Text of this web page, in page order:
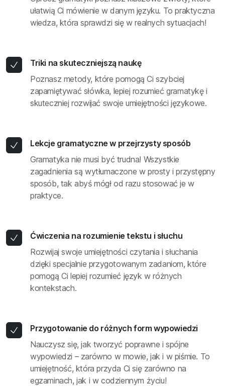
ułatwią Ci mówienie w danym języku. To praktyczna
wiedza, która sprawdzi się w realnych sytuacjach!
Triki na skuteczniejszą naukę
Poznasz metody, które pomogą Ci szybciej
zapamiętywać słówka, lepiej rozumieć gramatykę i
skuteczniej rozwijać swoje umiejętności językowe.
Lekcje gramatyczne w przejrzysty sposób
Gramatyka nie musi być trudna! Wszystkie
zagadnienia są wytłumaczone w prosty i przystępny
sposób, tak abyś mógł od razu stosować je w
praktyce.
Ćwiczenia na rozumienie tekstu i słuchu
Rozwijaj swoje umiejętności czytania i słuchania
dzięki specjalnie przygotowanym zadaniom, które
pomogą Ci lepiej rozumieć język w różnych
kontekstach.
Przygotowanie do różnych form wypowiedzi
Nauczysz się, jak tworzyć poprawne i spójne
wypowiedzi – zarówno w mowie, jak i w piśmie. To
umiejętność, która przyda Ci się zarówno na
egzaminach, jak i w codziennym życiu!